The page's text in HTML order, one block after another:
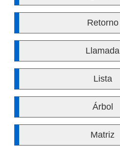
Retorno
Llamada
Lista
Árbol
Matriz